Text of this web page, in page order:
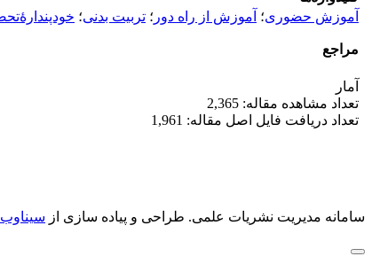
آموزش‌ حضوری؛ آموزش از راه دور ؛ تربیت ‌بدنی؛
مراجع
آمار
تعداد مشاهده مقاله: 2,365
تعداد دریافت فایل اصل مقاله: 1,961
سامانه مدیریت نشریات علمی. طراحی و پیاده سازی از سیناوب